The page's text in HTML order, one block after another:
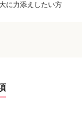
に力添えしたい方